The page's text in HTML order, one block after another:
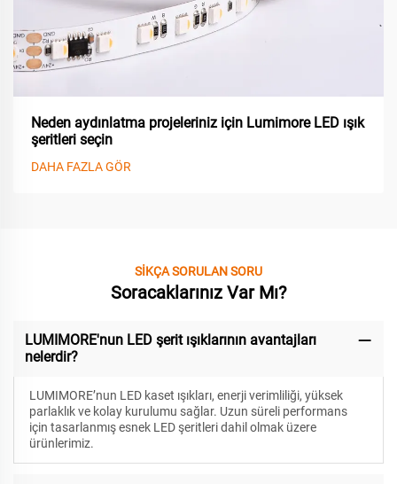
Neden aydınlatma projeleriniz için Lumimore LED ışık
şeritleri seçin
DAHA FAZLA GÖR
SİKÇA SORULAN SORU
Soracaklarınız Var Mı?
LUMIMORE'nun LED şerit ışıklarının avantajları
nelerdir?
LUMIMORE’nun LED kaset ışıkları, enerji verimliliği, yüksek
parlaklık ve kolay kurulumu sağlar. Uzun süreli performans
için tasarlanmış esnek LED şeritleri dahil olmak üzere
ürünlerimiz.